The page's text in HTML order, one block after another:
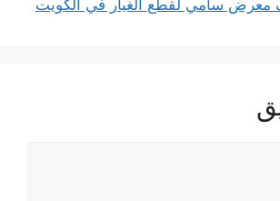
معرض سامي لقطع الغيار في الكويت